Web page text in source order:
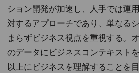
ション開発が加速し、人手では運
対するアプローチであり、単なる
まらずビジネス視点を重視する。
のデータにビジネスコンテキスト
以上にビジネスを理解することを